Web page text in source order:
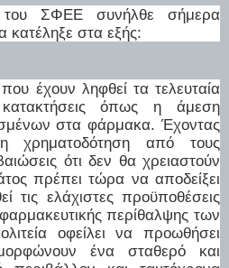
του ΣΦΕΕ συνήλθε σήμερα
στα εξής:
έχουν ληφθεί τα τελευταία
όπως η άμεση
στα φάρμακα. Έχοντας
χρηματοδότηση από τους
ότι δεν θα χρειαστούν
πρέπει τώρα να αποδείξει
τις ελάχιστες προϋποθέσεις
περίθαλψης των
οφείλει να προωθήσει
ένα σταθερό και